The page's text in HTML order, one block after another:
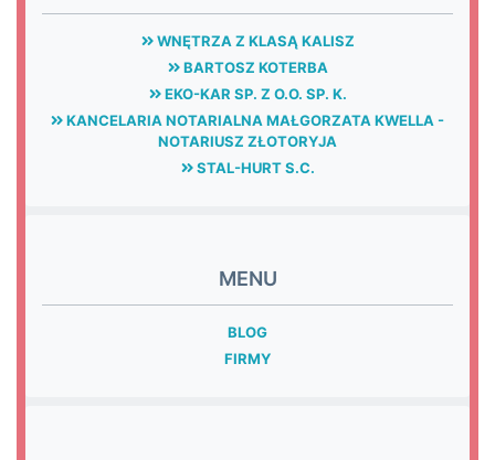
WNĘTRZA Z KLASĄ KALISZ
BARTOSZ KOTERBA
EKO-KAR SP. Z O.O. SP. K.
KANCELARIA NOTARIALNA MAŁGORZATA KWELLA -
NOTARIUSZ ZŁOTORYJA
STAL-HURT S.C.
MENU
BLOG
FIRMY